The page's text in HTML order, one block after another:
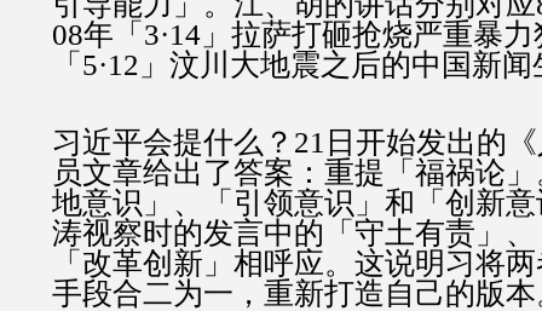
08年「3·14」拉萨打砸抢烧严重暴
「5·12」汶川大地震之后的中国新
习近平会提什么？21日开始发出的
员文章给出了答案：重提「福祸论
地意识」、「引领意识」和「创新
涛视察时的发言中的「守土有责」
「改革创新」相呼应。这说明习将
手段合二为一，重新打造自己的版